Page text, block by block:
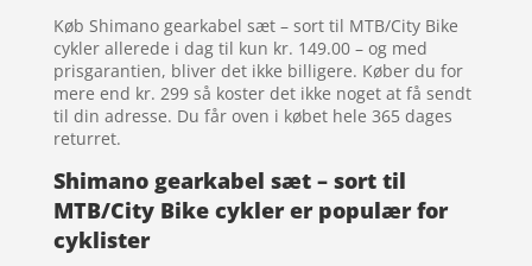
Køb Shimano gearkabel sæt – sort til MTB/City Bike
cykler allerede i dag til kun kr. 149.00 – og med
prisgarantien, bliver det ikke billigere. Køber du for
mere end kr. 299 så koster det ikke noget at få sendt
til din adresse. Du får oven i købet hele 365 dages
returret.
Shimano gearkabel sæt – sort til
MTB/City Bike cykler er populær for
cyklister